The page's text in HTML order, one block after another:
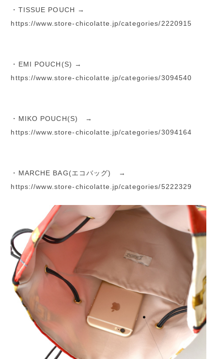
・TISSUE POUCH →
https://www.store-chicolatte.jp/categories/2220915
・EMI POUCH(S) →
https://www.store-chicolatte.jp/categories/3094540
・MIKO POUCH(S) →
https://www.store-chicolatte.jp/categories/3094164
・MARCHE BAG(エコバッグ) →
https://www.store-chicolatte.jp/categories/5222329